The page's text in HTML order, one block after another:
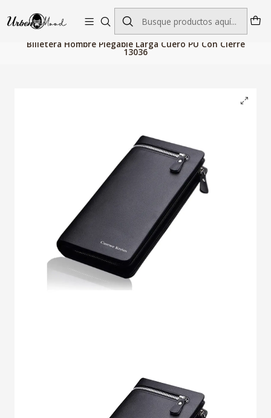
Envío GRATIS desde $60.000 | Entregas rápidas 1–5 días hábiles
Billeteras, Bolsos y Maletas Billeteras Hombre
Billetera Hombre Plegable Larga Cuero PU Con Cierre
13036